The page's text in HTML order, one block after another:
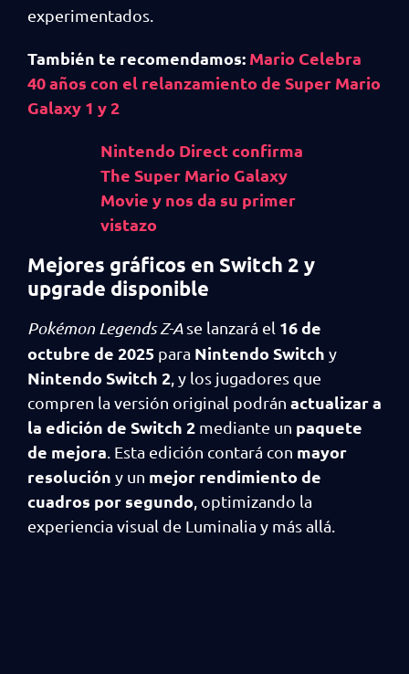
experimentados.
También te recomendamos: Mario Celebra
40 años con el relanzamiento de Super Mario
Galaxy 1 y 2
Nintendo Direct confirma
The Super Mario Galaxy
Movie y nos da su primer
vistazo
Mejores gráficos en Switch 2 y
upgrade disponible
Pokémon Legends Z-A se lanzará el 16 de
octubre de 2025 para Nintendo Switch y
Nintendo Switch 2 , y los jugadores que
compren la versión original podrán actualizar a
la edición de Switch 2 mediante un paquete
de mejora . Esta edición contará con mayor
resolución y un mejor rendimiento de
cuadros por segundo , optimizando la
experiencia visual de Luminalia y más allá.